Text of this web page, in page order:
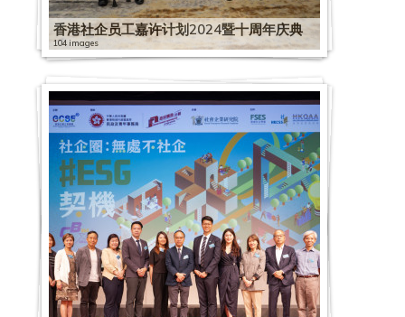
香港社企员工嘉许计划2024暨十周年庆典
104 images